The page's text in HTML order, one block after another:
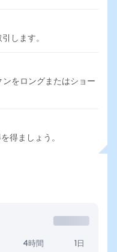
します。
をロングまたはショー
得ましょう。
4時間 1日